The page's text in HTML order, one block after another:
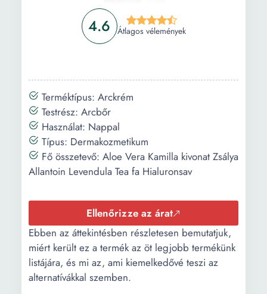
4.6 Átlagos vélemények
Terméktípus: Arckrém
Testrész: Arcbőr
Használat: Nappal
Típus: Dermakozmetikum
Fő összetevő: Aloe Vera Kamilla kivonat Zsálya
Allantoin Levendula Tea fa Hialuronsav
Ellenőrizze az árat
Ebben az áttekintésben részletesen bemutatjuk,
miért került ez a termék az öt legjobb termékünk
listájára, és mi az, ami kiemelkedővé teszi az
alternatívákkal szemben.